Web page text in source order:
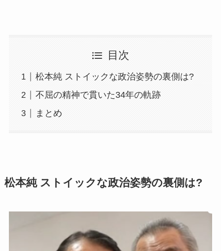
目次
松本純 ストイックな政治姿勢の裏側は?
不屈の精神で貫いた34年の軌跡
まとめ
松本純 ストイックな政治姿勢の裏側は?